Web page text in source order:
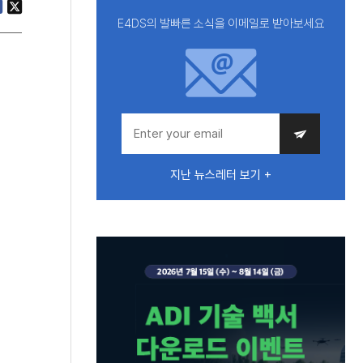
E4DS의 발빠른 소식을 이메일로 받아보세요
지난 뉴스레터 보기 +